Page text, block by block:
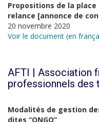
Propositions de la
relance [annonce de
20 novembre 2020
Voir le document (en
AFTI | Association
professionnels des
Modalités de gestion
dites “ONGO”